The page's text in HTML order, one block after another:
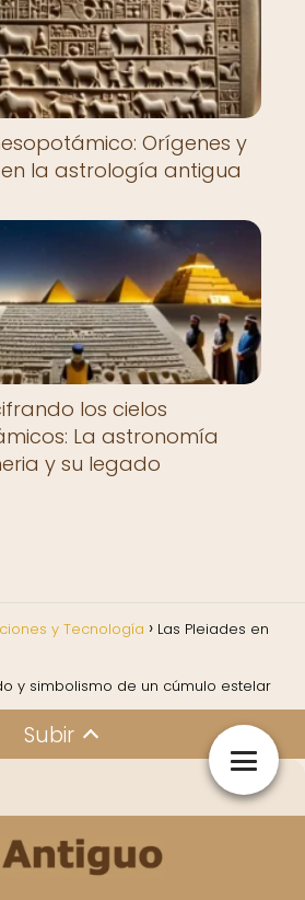
Orígenes y
la astrología antigua
los cielos
La astronomía
y su legado
y Tecnología Las Pleiades en
y simbolismo de un cúmulo estelar
Subir